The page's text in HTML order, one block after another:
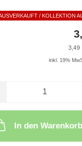
/ KOLLEKTION
3,49
inkl. 19%
In den Warenkorb